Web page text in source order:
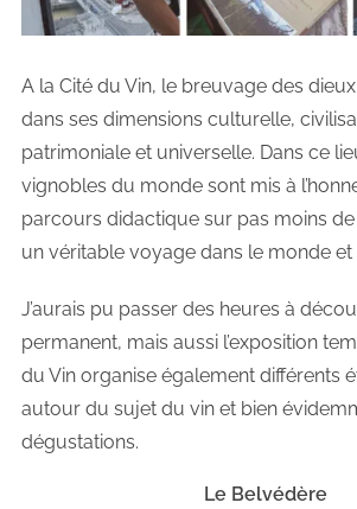
A la Cité du Vin, le breuvage des
dans ses dimensions culturelle,
patrimoniale et universelle. Dans ce
vignobles du monde sont mis à
parcours didactique sur pas moins de
un véritable voyage dans le monde et
J’aurais pu passer des heures à
permanent, mais aussi l’exposition
du Vin organise également différents
autour du sujet du vin et bien
dégustations.
Le Belvédère